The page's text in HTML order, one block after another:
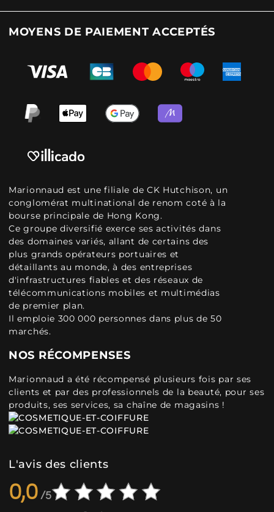
MOYENS DE PAIEMENT ACCEPTÉS
Marionnaud est une filiale de CK Hutchison, un
conglomérat multinational de renom coté à la
bourse principale de Hong Kong.
Ce groupe diversifié exerce ses activités dans
des domaines variés, allant de certains des
plus grands opérateurs portuaires et
détaillants au monde, à des entreprises
d'infrastructures fiables et des réseaux de
télécommunications mobiles et multimédias
de premier plan.
Il emploie 300 000 personnes dans plus de 50
marchés.
NOS RÉCOMPENSES
Marionnaud a été récompensé plusieurs fois par ses
clients et par des professionnels de la beauté, pour ses
produits, ses services, sa chaîne de magasins !
L'avis des clients
0,0